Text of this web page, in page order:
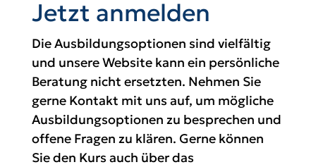
Jetzt anmelden
Die Ausbildungsoptionen sind vielfältig
und unsere Website kann ein persönliche
Beratung nicht ersetzten. Nehmen Sie
gerne Kontakt mit uns auf, um mögliche
Ausbildungsoptionen zu besprechen und
offene Fragen zu klären. Gerne können
Sie den Kurs auch über das